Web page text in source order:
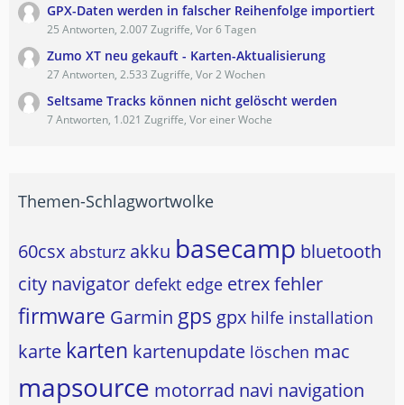
GPX-Daten werden in falscher Reihenfolge importiert
25 Antworten, 2.007 Zugriffe, Vor 6 Tagen
Zumo XT neu gekauft - Karten-Aktualisierung
27 Antworten, 2.533 Zugriffe, Vor 2 Wochen
Seltsame Tracks können nicht gelöscht werden
7 Antworten, 1.021 Zugriffe, Vor einer Woche
Themen-Schlagwortwolke
60csx absturz akku basecamp bluetooth
city navigator defekt edge etrexfehler
firmware Garmin gps gpx hilfe installation
karte karten kartenupdate löschen mac
mapsource motorrad navi navigation